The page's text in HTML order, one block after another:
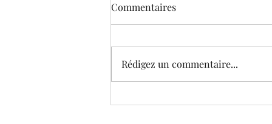
Commentaires
Rédigez un commentaire...